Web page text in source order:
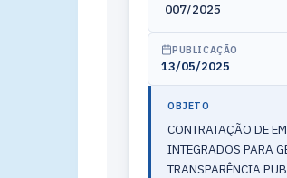
007/2025
PUBLICAÇÃO
13/05/2025
OBJETO
CONTRATAÇÃO DE
INTEGRADOS PARA
TRANSPARÊNCIA